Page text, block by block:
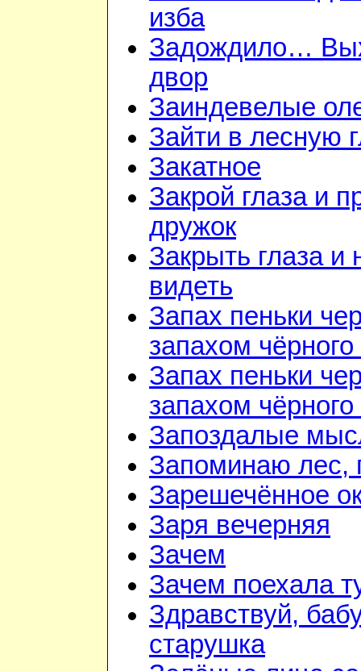
изба
Задождило…
двор
Заиндевелые
Зайти в лесную
Закатное
Закрой глаза и
дружок
Закрыть глаза и
видеть
Запах пеньки
запахом
Запах пеньки
запахом
Запоздалые
Запоминаю лес,
Зарешечённое
Заря вечерняя
Зачем
Зачем поехала
Здравствуй,
старушка